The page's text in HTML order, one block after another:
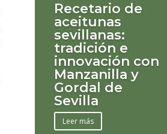
Recetario de
aceitunas
sevillanas:
tradición e
innovación con
Manzanilla y
Gordal de
Sevilla
Leer más